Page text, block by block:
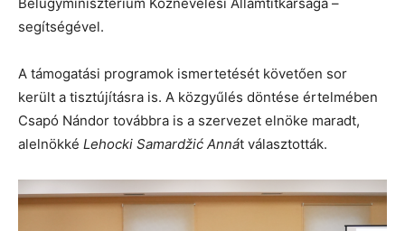
segítségével.
A támogatási programok ismertetését követően sor
került a tisztújításra is. A közgyűlés döntése értelmében
Csapó Nándor továbbra is a szervezet elnöke maradt,
alelnökké Lehocki Samardžić Annát választották.